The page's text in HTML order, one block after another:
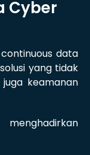
Cyber
data
yang tidak
keamanan